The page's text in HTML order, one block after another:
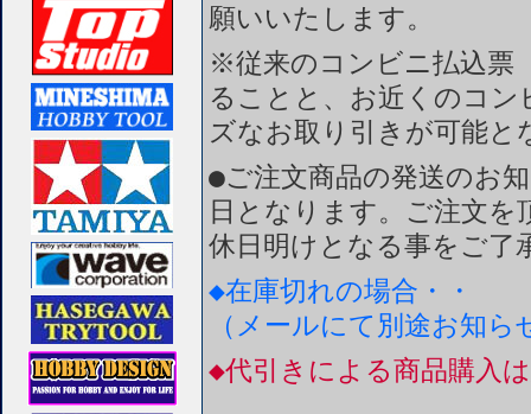
願いいたします。
※従来のコンビニ払込票
ることと、お近くのコ
ズなお取り引きが可能
●ご注文商品の発送のお
日となります。ご注文を
休日明けとなる事をご了
◆在庫切れの場合・・
（メールにて別途お知
◆代引きによる商品購入